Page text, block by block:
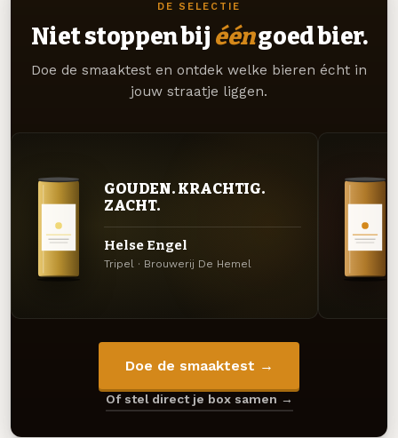
DE SELECTIE
Niet stoppen bij ééngoed bier.
Doe de smaaktest en ontdek welke bieren écht in
jouw straatje liggen.
GOUDEN. KRACHTIG.
ZACHT.
Helse Engel
Tripel · Brouwerij De Hemel
Doe de smaaktest →
Of stel direct je box samen →